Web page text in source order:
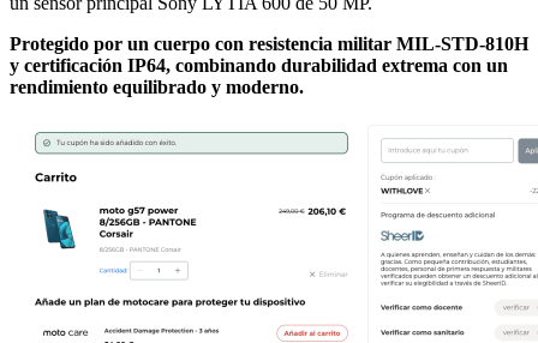
Protegido por un cuerpo con resistencia militar MIL-STD-810H
y certificación IP64, combinando durabilidad extrema con un
rendimiento equilibrado y moderno.